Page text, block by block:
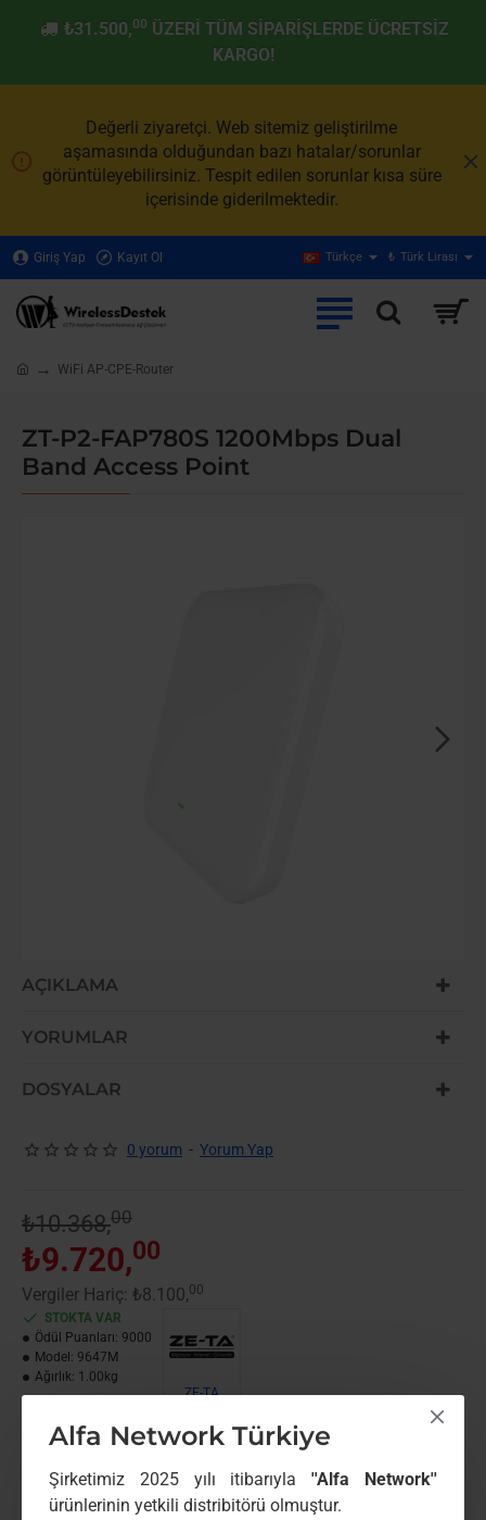
₺31.500,00 ÜZERI TÜM SIPARIŞLERDE ÜCRETSIZ
KARGO!
Alfa Network Türkiye
Şirketimiz 2025 yılı itibarıyla''Alfa Network''
ürünlerinin yetkili distribitörü olmuştur.
Değerli ziyaretçi. Web sitemiz geliştirilme
aşamasında olduğundan bazı hatalar/sorunlar
görüntüleyebilirsiniz. Tespit edilen sorunlar kısa süre
içerisinde giderilmektedir.
Giriş Yap Kayıt Ol Türkçe ₺ Türk Lirası
ZT-P2-FAP780S 1200Mbps Dual
Band Access Point
WiFi AP-CPE-Router
-6%
AÇIKLAMA
YORUMLAR
DOSYALAR
0 yorum - Yorum Yap
₺9.720,00
₺10.368,00
Vergiler Hariç: ₺8.100,00
STOKTA VAR
Ödül Puanları: 9000
Model: 9647M
Ağırlık: 1.00kg
ZE-TA
Paylaş butonu